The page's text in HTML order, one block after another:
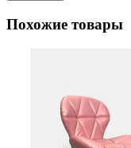
Похожие товары